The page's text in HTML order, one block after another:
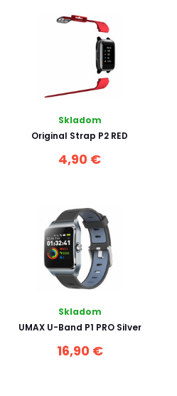
Skladom
Original Strap P2 RED
4,90 €
Skladom
UMAX U-Band P1 PRO Silver
16,90 €